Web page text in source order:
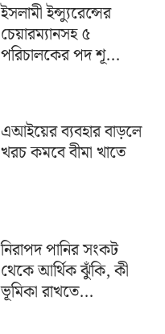
ইসলামী ইন্স্যুরেন্সের
চেয়ারম্যানসহ ৫
পরিচালকের পদ শূ...
এআইয়ের ব্যবহার বাড়লে
খরচ কমবে বীমা খাতে
নিরাপদ পানির সংকট
থেকে আর্থিক ঝুঁকি, কী
ভূমিকা রাখতে...